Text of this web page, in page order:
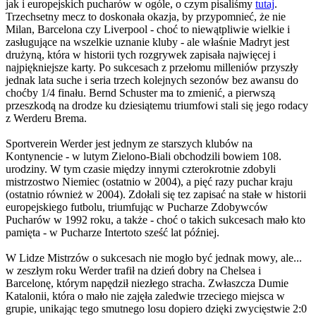
jak i europejskich pucharów w ogóle, o czym pisaliśmy tutaj.
Trzechsetny mecz to doskonała okazja, by przypomnieć, że nie
Milan, Barcelona czy Liverpool - choć to niewątpliwie wielkie i
zasługujące na wszelkie uznanie kluby - ale właśnie Madryt jest
drużyną, która w historii tych rozgrywek zapisała najwięcej i
najpiękniejsze karty. Po sukcesach z przełomu milleniów przyszły
jednak lata suche i seria trzech kolejnych sezonów bez awansu do
choćby 1/4 finału. Bernd Schuster ma to zmienić, a pierwszą
przeszkodą na drodze ku dziesiątemu triumfowi stali się jego rodacy
z Werderu Brema.
Sportverein Werder jest jednym ze starszych klubów na
Kontynencie - w lutym Zielono-Biali obchodzili bowiem 108.
urodziny. W tym czasie między innymi czterokrotnie zdobyli
mistrzostwo Niemiec (ostatnio w 2004), a pięć razy puchar kraju
(ostatnio również w 2004). Zdołali się tez zapisać na stałe w historii
europejskiego futbolu, triumfując w Pucharze Zdobywców
Pucharów w 1992 roku, a także - choć o takich sukcesach mało kto
pamięta - w Pucharze Intertoto sześć lat później.
W Lidze Mistrzów o sukcesach nie mogło być jednak mowy, ale...
w zeszłym roku Werder trafił na dzień dobry na Chelsea i
Barcelonę, którym napędził niezłego stracha. Zwłaszcza Dumie
Katalonii, która o mało nie zajęła zaledwie trzeciego miejsca w
grupie, unikając tego smutnego losu dopiero dzięki zwycięstwie 2:0